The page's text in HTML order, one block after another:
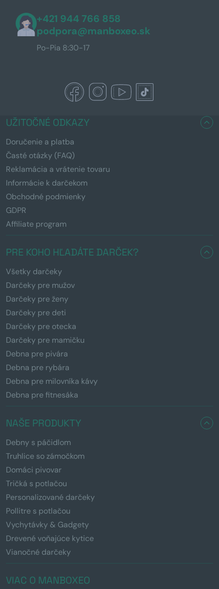
+421 944 766 858
podpora@manboxeo.sk
Po-Pia 8:30-17
UŽITOČNÉ ODKAZY
Doručenie a platba
Časté otázky (FAQ)
Reklamácia a vrátenie tovaru
Informácie k darčekom
Obchodné podmienky
GDPR
Affiliate program
PRE KOHO HĽADÁTE DARČEK?
Všetky darčeky
Darčeky pre mužov
Darčeky pre ženy
Darčeky pre deti
Darčeky pre otecka
Darčeky pre mamičku
Debna pre pivára
Debna pre rybára
Debna pre milovníka kávy
Debna pre fitnesáka
NAŠE PRODUKTY
Debny s páčidlom
Truhlice so zámočkom
Domáci pivovar
Tričká s potlačou
Personalizované darčeky
Pollitre s potlačou
Vychytávky & Gadgety
Drevené voňajúce kytice
Vianočné darčeky
VIAC O MANBOXEO